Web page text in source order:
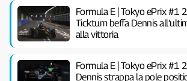
Formula E | Tokyo ePrix #1
Ticktum beffa Dennis
alla vittoria
Formula E | Tokyo ePrix #1
Dennis strappa la pole